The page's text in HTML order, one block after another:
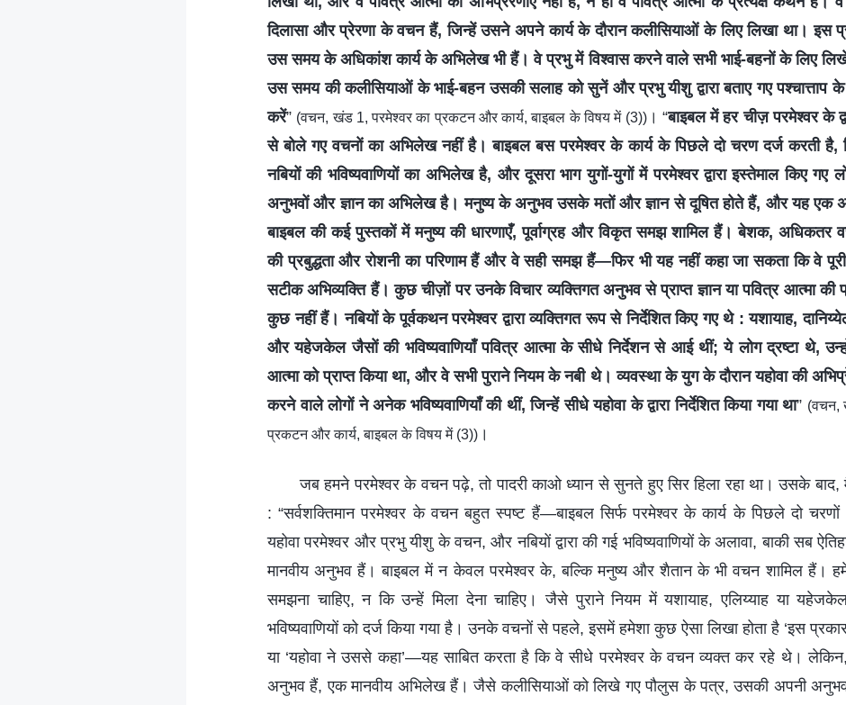
दिलासा और प्रेरणा के वचन हैं, जिन्हें उसने अपने कार्य के दौरान कलीसियाओं के लिए लिखा था। इस
उस समय के अधिकांश कार्य के अभिलेख भी हैं। वे प्रभु में विश्वास करने वाले सभी भाई-बहनों के लिए
उस समय की कलीसियाओं के भाई-बहन उसकी सलाह को सुनें और प्रभु यीशु द्वारा बताए गए पश्चात्ताप
करें” (वचन, खंड 1, परमेश्वर का प्रकटन और कार्य, बाइबल के विषय में (3))। “बाइबल में हर चीज़ परमेश्वर के
से बोले गए वचनों का अभिलेख नहीं है। बाइबल बस परमेश्वर के कार्य के पिछले दो चरण दर्ज करती
नबियों की भविष्यवाणियों का अभिलेख है, और दूसरा भाग युगों-युगों में परमेश्वर द्वारा इस्तेमाल किए गए
अनुभवों और ज्ञान का अभिलेख है। मनुष्य के अनुभव उसके मतों और ज्ञान से दूषित होते हैं, और यह एक
बाइबल की कई पुस्तकों में मनुष्य की धारणाएँ, पूर्वाग्रह और विकृत समझ शामिल हैं। बेशक, अधिकतर
की प्रबुद्धता और रोशनी का परिणाम हैं और वे सही समझ हैं—फिर भी यह नहीं कहा जा सकता कि वे
सटीक अभिव्यक्ति हैं। कुछ चीज़ों पर उनके विचार व्यक्तिगत अनुभव से प्राप्त ज्ञान या पवित्र आत्मा की
कुछ नहीं हैं। नबियों के पूर्वकथन परमेश्वर द्वारा व्यक्तिगत रूप से निर्देशित किए गए थे : यशायाह,
और यहेजकेल जैसों की भविष्यवाणियाँ पवित्र आत्मा के सीधे निर्देशन से आई थीं; ये लोग द्रष्टा थे,
आत्मा को प्राप्त किया था, और वे सभी पुराने नियम के नबी थे। व्यवस्था के युग के दौरान यहोवा की
करने वाले लोगों ने अनेक भविष्यवाणियाँ की थीं, जिन्हें सीधे यहोवा के द्वारा निर्देशित किया गया था” (वचन,
प्रकटन और कार्य, बाइबल के विषय में (3)) ।
जब हमने परमेश्वर के वचन पढ़े, तो पादरी काओ ध्यान से सुनते हुए सिर हिला रहा था। उसके बाद,
: “सर्वशक्तिमान परमेश्वर के वचन बहुत स्पष्ट हैं—बाइबल सिर्फ परमेश्वर के कार्य के पिछले दो
यहोवा परमेश्वर और प्रभु यीशु के वचन, और नबियों द्वारा की गई भविष्यवाणियों के अलावा, बाकी सब
मानवीय अनुभव हैं। बाइबल में न केवल परमेश्वर के, बल्कि मनुष्य और शैतान के भी वचन शामिल हैं।
समझना चाहिए, न कि उन्हें मिला देना चाहिए। जैसे पुराने नियम में यशायाह, एलिय्याह या
भविष्यवाणियों को दर्ज किया गया है। उनके वचनों से पहले, इसमें हमेशा कुछ ऐसा लिखा होता है ‘इस
या ‘यहोवा ने उससे कहा’—यह साबित करता है कि वे सीधे परमेश्वर के वचन व्यक्त कर रहे थे। लेकिन,
अनुभव हैं, एक मानवीय अभिलेख हैं। जैसे कलीसियाओं को लिखे गए पौलुस के पत्र, उसकी अपनी